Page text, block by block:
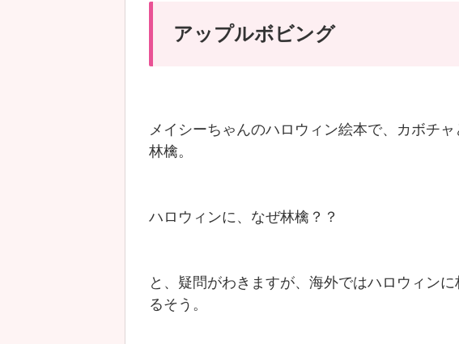
アップルボビング
メイシーちゃんのハロウィン絵本で、カボチ
林檎。
ハロウィンに、なぜ林檎？？
と、疑問がわきますが、海外ではハロウィン
るそう。